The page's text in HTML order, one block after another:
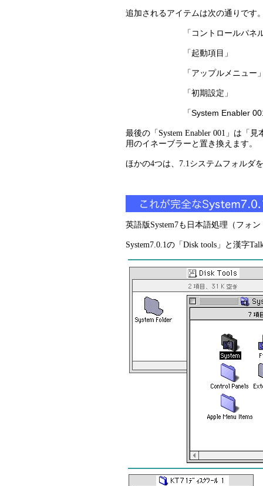
追加されるアイテムは次の通りです
「 コントロールパネ
「 起動項目 」 （
「 アップルメニュー
「初期設定」 （「
「 System Enabler
最後の「System Enabler 001」は「
用のイネーブラーと置き換えます。
ほかの4つは、7.1システムフォルダ
英語版System7も日本語処理（フォ
System7.0.1の「Disk tools」と漢字